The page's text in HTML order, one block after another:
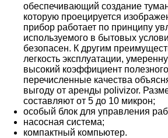
обеспечивающий создание
которую проецируется
прибор работает по принципу
используемого в бытовых
безопасен. К другим
легкость эксплуатации,
высокий коэффициент
перечисленные качества
выгоду от аренды polivizor.
составляют от 5 до 10 микрон;
особый блок для управления
насосная система;
компактный компьютер.